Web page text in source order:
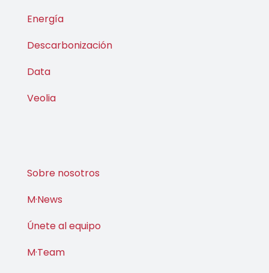
Energía
Descarbonización
Data
Veolia
Sobre nosotros
M·News
Únete al equipo
M·Team